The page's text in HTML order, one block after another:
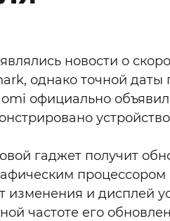
новости о
однако точной даты
официально
гаджет получит
процессором
изменения и дисплей
частоте его